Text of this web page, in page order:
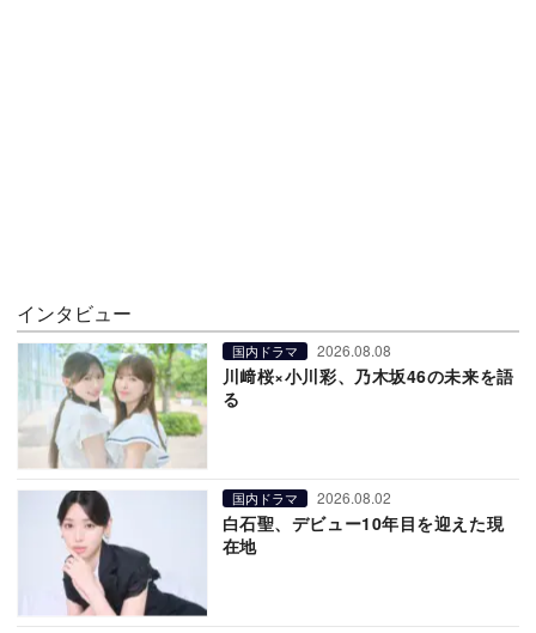
インタビュー
国内ドラマ 2026.08.08
川﨑桜×小川彩、乃木坂46の未来を語
る
国内ドラマ 2026.08.02
白石聖、デビュー10年目を迎えた現
在地